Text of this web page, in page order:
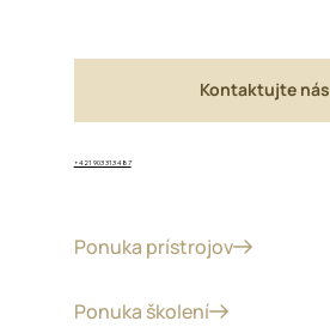
Kontaktujte nás
+421 903 313 487
Ponuka prístrojov
Ponuka školení